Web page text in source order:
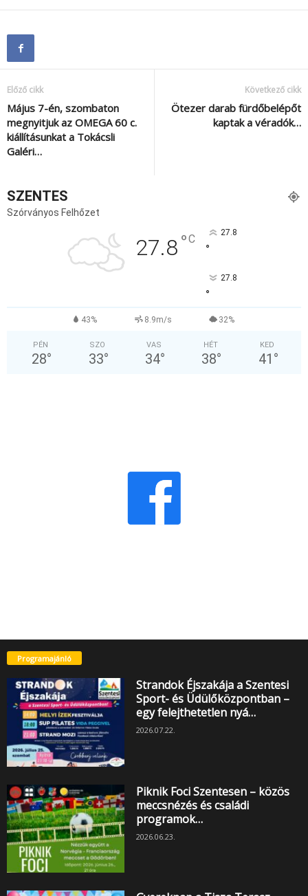
Előző cikk
Május 7-én, szombaton
megnyitjuk az OMEGA 60 c.
kiállításunkat a Tokácsli
Galéri…
Következő cikk
Ötezer darab fürdőbelépőt
kaptak a véradók…
SZENTES
Szórványos Felhőzet
27.8°C 27.8
°
27.8
°
43% 8.9m/s 32%
PÉN
28°
SZO
33°
VAS
34°
HÉT
38°
KED
41 °
Programajánló
Strandok Éjszakája a Szentesi
Sport- és Üdülőközpontban –
egy felejthetetlen nyá…
2026.07.22.
Piknik Foci Szentesen – közös
meccsnézés és családi
programok…
2026.06.23.